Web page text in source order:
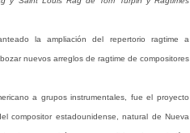
la ampliación del repertorio ragtime a
nuevos arreglos de ragtime de compositores
a grupos instrumentales, fue el proyecto
compositor estadounidense, natural de Nueva